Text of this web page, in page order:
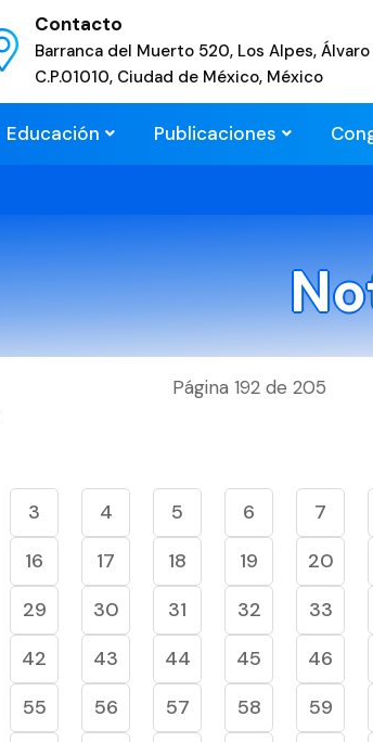
Contacto
Barranca del Muerto 520, Los Alpes,
C.P.01010, Ciudad de México, México
Educación Publicaciones
Página 192 de 205
3 4 5 6 7
16 17 18 19 20
29 30 31 32 33
42 43 44 45 46
55 56 57 58 59